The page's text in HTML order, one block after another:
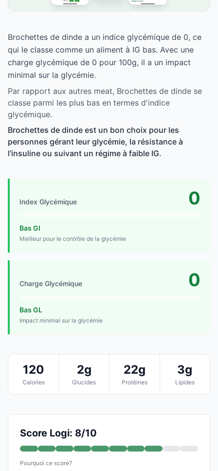
Brochettes de dinde a un indice glycémique de 0, ce
qui le classe comme un aliment à IG bas. Avec une
charge glycémique de 0 pour 100g, il a un impact
minimal sur la glycémie.
Par rapport aux autres meat, Brochettes de dinde se
classe parmi les plus bas en termes d'indice
glycémique.
Brochettes de dinde est un bon choix pour les
personnes gérant leur glycémie, la résistance à
l'insuline ou suivant un régime à faible IG.
Index Glycémique 0
Bas GI
Meilleur pour le contrôle de la glycémie
Charge Glycémique 0
Bas GL
Impact minimal sur la glycémie
120
Calories
2g
Glucides
22g
Protéines
3g
Lipides
Score Logi: 8/10
Pourquoi ce score?